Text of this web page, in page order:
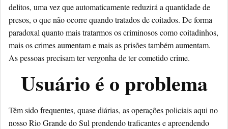
delitos, uma vez que automaticamente reduzirá a quantidade de
presos, o que não ocorre quando tratados de coitados. De forma
paradoxal quanto mais tratarmos os criminosos como coitadinhos,
mais os crimes aumentam e mais as prisões também aumentam.
As pessoas precisam ter vergonha de ter cometido crime.
Usuário é o problema
Têm sido frequentes, quase diárias, as operações policiais aqui no
nosso Rio Grande do Sul prendendo traficantes e apreendendo